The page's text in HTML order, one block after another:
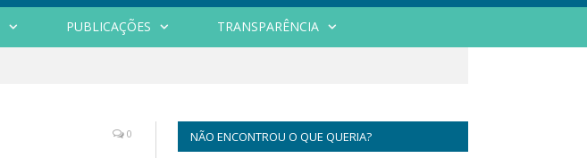
PUBLICAÇÕES TRANSPARÊNCIA
0 NÃO ENCONTROU O QUE QUERIA?